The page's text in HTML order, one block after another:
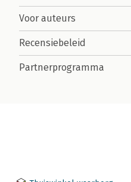
Voor auteurs
Recensiebeleid
Partnerprogramma